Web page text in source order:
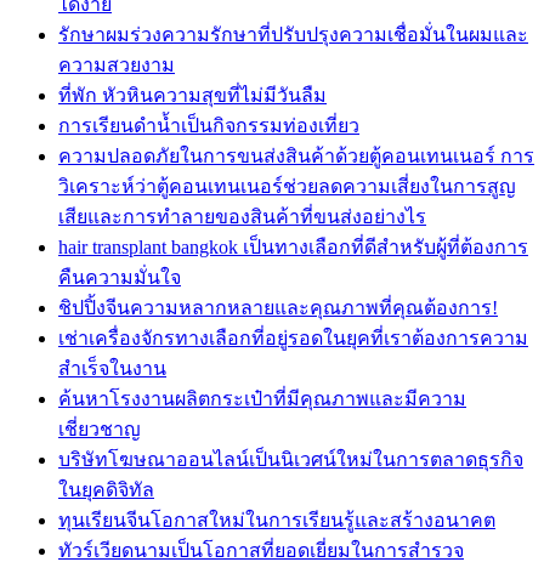
รักษาผมร่วงความรักษาที่ปรับปรุงความเชื่อมั่นในผมและ
ความสวยงาม
ที่พัก หัวหินความสุขที่ไม่มีวันลืม
การเรียนดำน้ำเป็นกิจกรรมท่องเที่ยว
ความปลอดภัยในการขนส่งสินค้าด้วยตู้คอนเทนเนอร์ การ
วิเคราะห์ว่าตู้คอนเทนเนอร์ช่วยลดความเสี่ยงในการสูญ
เสียและการทำลายของสินค้าที่ขนส่งอย่างไร
hair transplant bangkok เป็นทางเลือกที่ดีสำหรับผู้ที่ต้องการ
คืนความมั่นใจ
ชิปปิ้งจีนความหลากหลายและคุณภาพที่คุณต้องการ!
เช่าเครื่องจักรทางเลือกที่อยู่รอดในยุคที่เราต้องการความ
สำเร็จในงาน
ค้นหาโรงงานผลิตกระเป๋าที่มีคุณภาพและมีความ
เชี่ยวชาญ
บริษัทโฆษณาออนไลน์เป็นนิเวศน์ใหม่ในการตลาดธุรกิจ
ในยุคดิจิทัล
ทุนเรียนจีนโอกาสใหม่ในการเรียนรู้และสร้างอนาคต
ทัวร์เวียดนามเป็นโอกาสที่ยอดเยี่ยมในการสำรวจ